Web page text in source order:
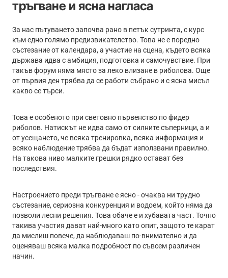
тръгване и ясна нагласа
За нас пътуването започва рано в петък сутринта, с курс
към едно голямо предизвикателство. Това не е поредно
състезание от календара, а участие на сцена, където всяка
държава идва с амбиция, подготовка и самочувствие. При
такъв форум няма място за леко влизане в риболова. Още
от първия ден трябва да се работи събрано и с ясна мисъл
какво се търси.
Това е особеното при световно първенство по фидер
риболов. Натискът не идва само от силните съперници, а и
от усещането, че всяка тренировка, всяка информация и
всяко наблюдение трябва да бъдат използвани правилно.
На такова ниво малките грешки рядко остават без
последствия.
Настроението преди тръгване е ясно - очаква ни трудно
състезание, сериозна конкуренция и водоем, който няма да
позволи лесни решения. Това обаче е и хубавата част. Точно
такива участия дават най-много като опит, защото те карат
да мислиш повече, да наблюдаваш по-внимателно и да
оценяваш всяка малка подробност по съвсем различен
начин.